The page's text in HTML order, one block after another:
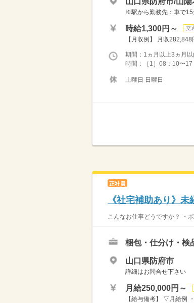
※駅から勤務先：車で15
時給1,300円～ 交
【月収例】 月収
期間：1ヵ月以上3ヵ
時間：［1］08：10〜
土曜日 日曜日
正社員
《社宅補助あり》
こんなお仕事どうですか？
梱包・仕分け・検
山口県防府市
詳細はお問合せ下さい
月給250,000円～
【給与備考】 ▽月給例